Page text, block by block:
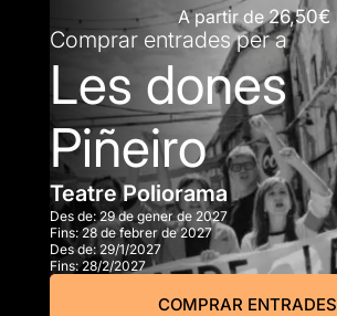
A partir de26,50€
Comprar entrades per a
Les dones
Piñeiro
Teatre Poliorama
Des de: 29 de gener de 2027
Fins:28 de febrer de 2027
Des de: 29/1/2027
Fins:28/2/2027
COMPRAR ENTRADES